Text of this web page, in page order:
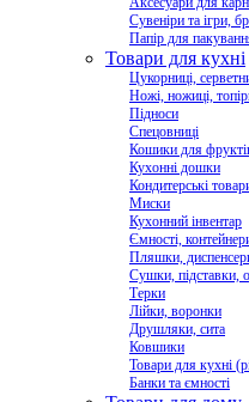
Сувеніри та ігри,
Папір для
Товари для кухні
Цукорниці,
Ножі, ножиці,
Підноси
Спецовниці
Кошики для
Кухонні дошки
Кондитерські
Миски
Кухонний інвентар
Ємності,
Пляшки,
Сушки, підставки,
Терки
Лійки, воронки
Друшляки, сита
Ковшики
Товари для кухні
Банки та ємності